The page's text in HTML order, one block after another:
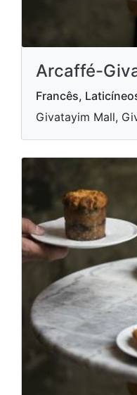
Arcaffé-
Francês,
Givatayim Mall,